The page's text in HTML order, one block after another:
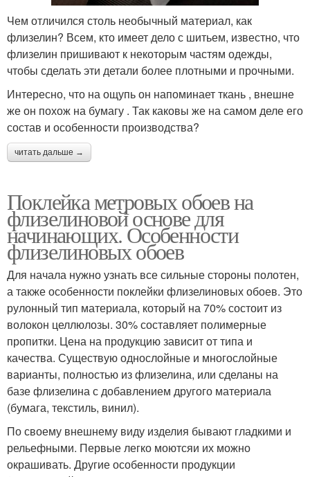
Чем отличился столь необычный материал, как
флизелин? Всем, кто имеет дело с шитьем, известно, что
флизелин пришивают к некоторым частям одежды,
чтобы сделать эти детали более плотными и прочными.
Интересно, что на ощупь он напоминает ткань , внешне
же он похож на бумагу . Так каковы же на самом деле его
состав и особенности производства?
читать дальше →
Поклейка метровых обоев на
флизелиновой основе для
начинающих. Особенности
флизелиновых обоев
Для начала нужно узнать все сильные стороны полотен,
а также особенности поклейки флизелиновых обоев. Это
рулонный тип материала, который на 70% состоит из
волокон целлюлозы. 30% составляет полимерные
пропитки. Цена на продукцию зависит от типа и
качества. Существую однослойные и многослойные
варианты, полностью из флизелина, или сделаны на
базе флизелина с добавлением другого материала
(бумага, текстиль, винил).
По своему внешнему виду изделия бывают гладкими и
рельефными. Первые легко моютсяи их можно
окрашивать. Другие особенности продукции